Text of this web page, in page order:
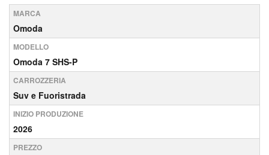
MARCA
Omoda
MODELLO
Omoda 7 SHS-P
CARROZZERIA
Suv e Fuoristrada
INIZIO PRODUZIONE
2026
PREZZO